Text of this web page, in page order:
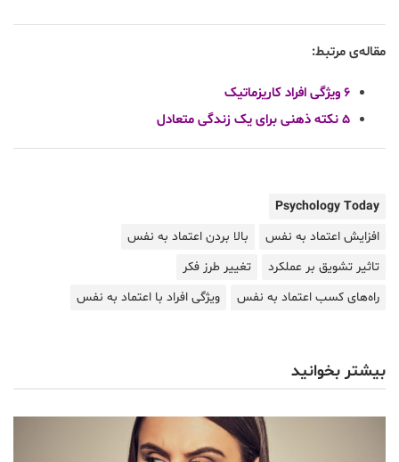
مقاله‌ی مرتبط:
۶ ویژگی افراد کاریزماتیک
۵ نکته ذهنی برای یک زندگی متعادل
Psychology Today
افزایش اعتماد به نفس
بالا بردن اعتماد به نفس
تاثیر تشویق بر عملکرد
تغییر طرز فکر
راه‌های کسب اعتماد به نفس
ویژگی افراد با اعتماد به نفس
بیشتر بخوانید